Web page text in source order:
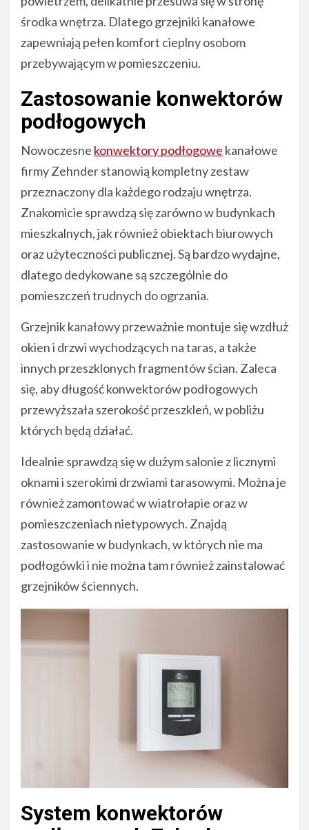
środka wnętrza. Dlatego grzejniki kanałowe
zapewniają pełen komfort cieplny osobom
przebywającym w pomieszczeniu.
Zastosowanie konwektorów
podłogowych
Nowoczesne konwektory podłogowe kanałowe
firmy Zehnder stanowią kompletny zestaw
przeznaczony dla każdego rodzaju wnętrza.
Znakomicie sprawdzą się zarówno w budynkach
mieszkalnych, jak również obiektach biurowych
oraz użyteczności publicznej. Są bardzo wydajne,
dlatego dedykowane są szczególnie do
pomieszczeń trudnych do ogrzania.
Grzejnik kanałowy przeważnie montuje się wzdłuż
okien i drzwi wychodzących na taras, a także
innych przeszklonych fragmentów ścian. Zaleca
się, aby długość konwektorów podłogowych
przewyższała szerokość przeszkleń, w pobliżu
których będą działać.
Idealnie sprawdzą się w dużym salonie z licznymi
oknami i szerokimi drzwiami tarasowymi. Można je
również zamontować w wiatrołapie oraz w
pomieszczeniach nietypowych. Znajdą
zastosowanie w budynkach, w których nie ma
podłogówki i nie można tam również zainstalować
grzejników ściennych.
System konwektorów